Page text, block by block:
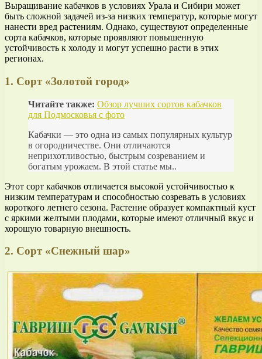
Выращивание кабачков в условиях Урала и Сибири может
быть сложной задачей из-за низких температур, которые могут
нанести вред растениям. Однако, существуют определенные
сорта кабачков, которые проявляют повышенную
устойчивость к холоду и могут успешно расти в этих
регионах.
1. Сорт «Золотой город»
Читайте также: Обзор лучших сортов кабачков
для Подмосковья с фото
Кабачки — это одна из самых популярных культур
в огородничестве. Они отличаются
неприхотливостью, быстрым созреванием и
богатым урожаем. В этой статье мы..
Этот сорт кабачков отличается высокой устойчивостью к
низким температурам и способностью созревать в условиях
короткого летнего сезона. Растение образует компактный куст
с яркими желтыми плодами, которые имеют отличный вкус и
хорошую товарную внешность.
2. Сорт «Снежный шар»